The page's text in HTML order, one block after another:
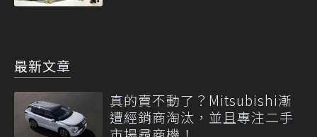
最新文章
真的賣不動了？Mitsubishi漸
遭經銷商淘汰，並且專注二手